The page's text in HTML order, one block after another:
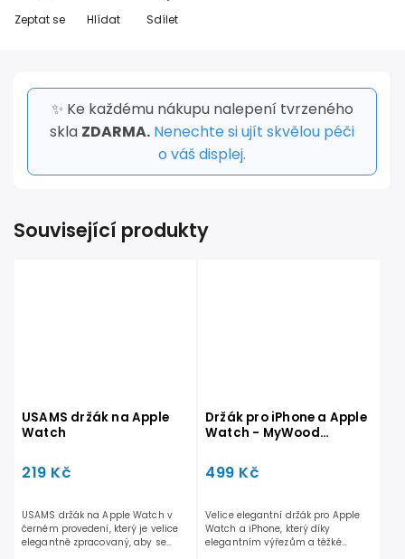
Zeptat se Hlídat Sdílet
✨ Ke každému nákupu nalepení tvrzeného
skla ZDARMA. Nenechte si ujít skvělou péči
o váš displej.
Související produkty
USAMS držák na Apple
Watch
219 Kč
USAMS držák na Apple Watch v
černém provedení, který je velice
elegantně zpracovaný, aby se
Držák pro iPhone a Apple
Watch - MyWood
499 Kč
Velice elegantní držák pro Apple
Watch a iPhone, který díky
elegantním výřezům a těžké